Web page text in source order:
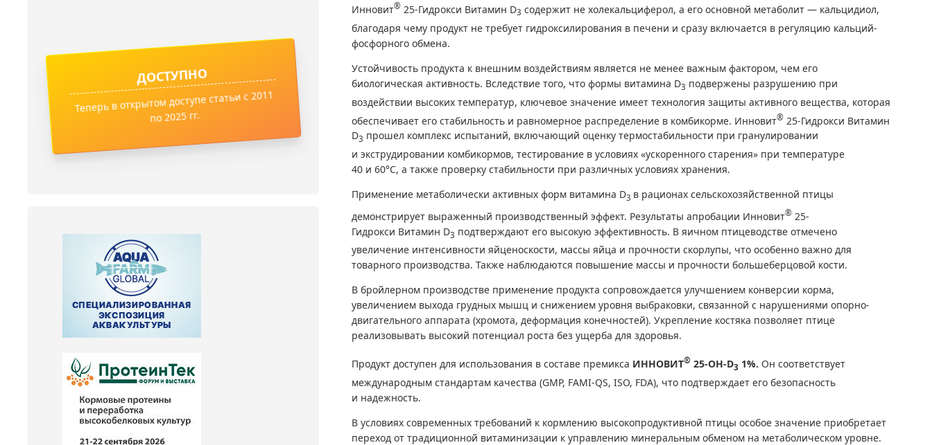
Инновит® 25-Гидрокси Витамин D3 содержит не холекальциферол, а его основной метаболит — кальцидиол,
благодаря чему продукт не требует гидроксилирования в печени и сразу включается в регуляцию кальций-
фосфорного обмена.
Устойчивость продукта к внешним воздействиям является не менее важным фактором, чем его
биологическая активность. Вследствие того, что формы витамина D3 подвержены разрушению при
воздействии высоких температур, ключевое значение имеет технология защиты активного вещества, которая
обеспечивает его стабильность и равномерное распределение в комбикорме. Инновит® 25-Гидрокси Витамин
D3 прошел комплекс испытаний, включающий оценку термостабильности при гранулировании
и экструдировании комбикормов, тестирование в условиях «ускоренного старения» при температуре
40 и 60°C, а также проверку стабильности при различных условиях хранения.
Применение метаболически активных форм витамина D3 в рационах сельскохозяйственной птицы
демонстрирует выраженный производственный эффект. Результаты апробации Инновит® 25-
Гидрокси Витамин D3 подтверждают его высокую эффективность. В яичном птицеводстве отмечено
увеличение интенсивности яйценоскости, массы яйца и прочности скорлупы, что особенно важно для
товарного производства. Также наблюдаются повышение массы и прочности большеберцовой кости.
В бройлерном производстве применение продукта сопровождается улучшением конверсии корма,
увеличением выхода грудных мышц и снижением уровня выбраковки, связанной с нарушениями опорно-
двигательного аппарата (хромота, деформация конечностей). Укрепление костяка позволяет птице
реализовывать высокий потенциал роста без ущерба для здоровья.
Продукт доступен для использования в составе премикса ИННОВИТ® 25-OH-D3 1%. Он соответствует
международным стандартам качества (GMP, FAMI-QS, ISO, FDA), что подтверждает его безопасность
и надежность.
В условиях современных требований к кормлению высокопродуктивной птицы особое значение приобретает
переход от традиционной витаминизации к управлению минеральным обменом на метаболическом уровне.
ДОСТУПНО
Теперь в открытом доступе статьи с 2011
по 2025 гг.